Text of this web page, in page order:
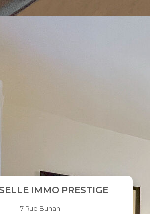
frais de syndic, frais
fonds de roulement loi alur.
dont 4% d'honoraires à
IMMO PRESTIGE
7 Rue Buhan